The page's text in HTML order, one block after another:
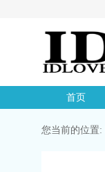
首页
您当前的位置: